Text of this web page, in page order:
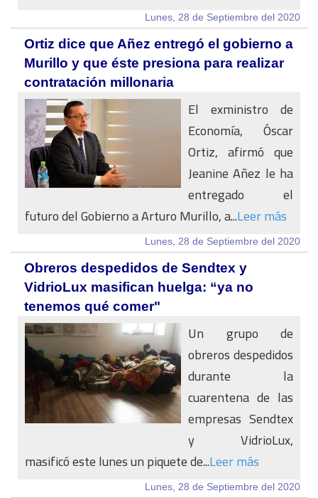
Lunes, 28 de Septiembre del 2020
Ortiz dice que Añez entregó el gobierno a
Murillo y que éste presiona para realizar
contratación millonaria
El exministro de
Economía, Óscar
Ortiz, afirmó que
Jeanine Añez le ha
entregado el
futuro del Gobierno a Arturo Murillo, a...Leer más
Lunes, 28 de Septiembre del 2020
Obreros despedidos de Sendtex y
VidrioLux masifican huelga: “ya no
tenemos qué comer"
Un grupo de
obreros despedidos
durante la
cuarentena de las
empresas Sendtex
y VidrioLux,
masificó este lunes un piquete de...Leer más
Lunes, 28 de Septiembre del 2020